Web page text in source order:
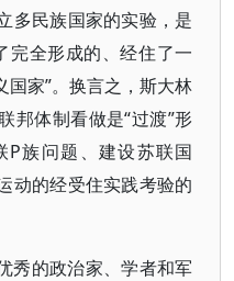
多民族国家的实验，是
全形成的、经住了一
家”。换言之，斯大林
邦体制看做是“过渡”形
P族问题、建设苏联国
动的经受住实践考验的
秀的政治家、学者和军